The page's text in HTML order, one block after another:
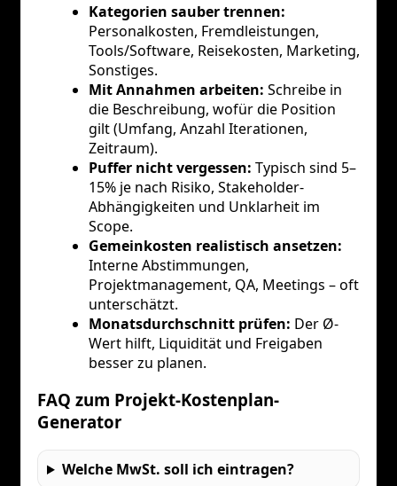
Kategorien sauber trennen:
Personalkosten, Fremdleistungen,
Tools/Software, Reisekosten, Marketing,
Sonstiges.
Mit Annahmen arbeiten: Schreibe in
die Beschreibung, wofür die Position
gilt (Umfang, Anzahl Iterationen,
Zeitraum).
Puffer nicht vergessen: Typisch sind 5–
15% je nach Risiko, Stakeholder-
Abhängigkeiten und Unklarheit im
Scope.
Gemeinkosten realistisch ansetzen:
Interne Abstimmungen,
Projektmanagement, QA, Meetings – oft
unterschätzt.
Monatsdurchschnitt prüfen: Der Ø-
Wert hilft, Liquidität und Freigaben
besser zu planen.
FAQ zum Projekt-Kostenplan-
Generator
Welche MwSt. soll ich eintragen?